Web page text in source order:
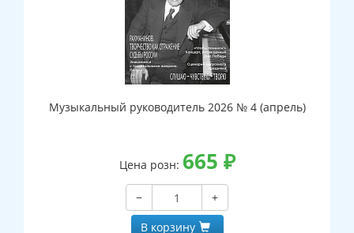
Музыкальный руководитель 2026 № 4 (апрель)
Цена розн: 665 ₽
−
+
В корзину